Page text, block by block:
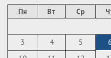
Пн
Вт Ср
3
4 5 6